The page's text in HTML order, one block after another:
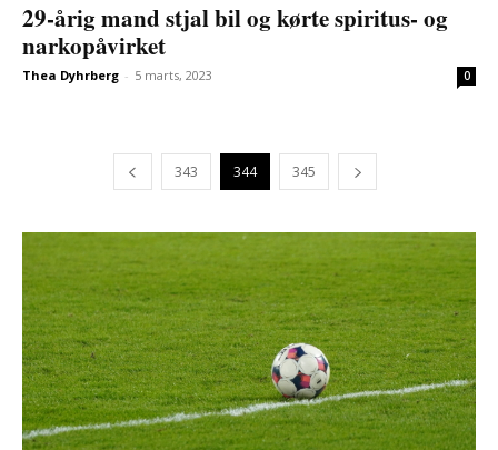
29-årig mand stjal bil og kørte spiritus- og
narkopåvirket
Thea Dyhrberg - 5 marts, 2023 0
343 344 345